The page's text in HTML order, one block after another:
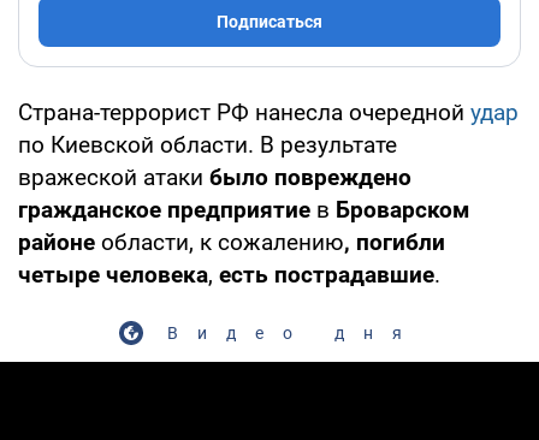
Подписаться
Страна-террорист РФ нанесла очередной удар
по Киевской области. В результате
вражеской атаки было повреждено
гражданское предприятие в Броварском
районе области, к сожалению, погибли
четыре человека, есть пострадавшие.
Видео дня